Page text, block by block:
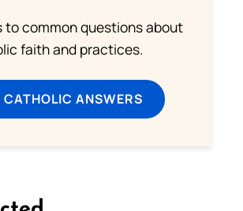
to common questions about
faith and practices.
CATHOLIC ANSWERS